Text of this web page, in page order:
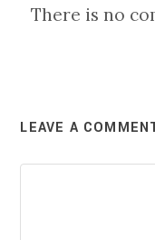
There is no
LEAVE A